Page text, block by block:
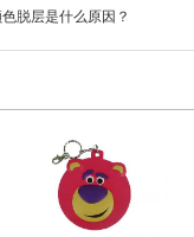
脱层是什么原因？